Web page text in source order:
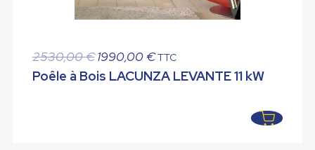
2530,00€ Le
prix
1990,00€Le
prix
TTC
Poêle à Bois LACUNZA LEVANTE 11 kW